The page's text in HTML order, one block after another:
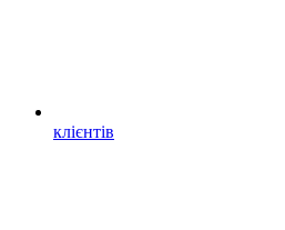
клієнтів